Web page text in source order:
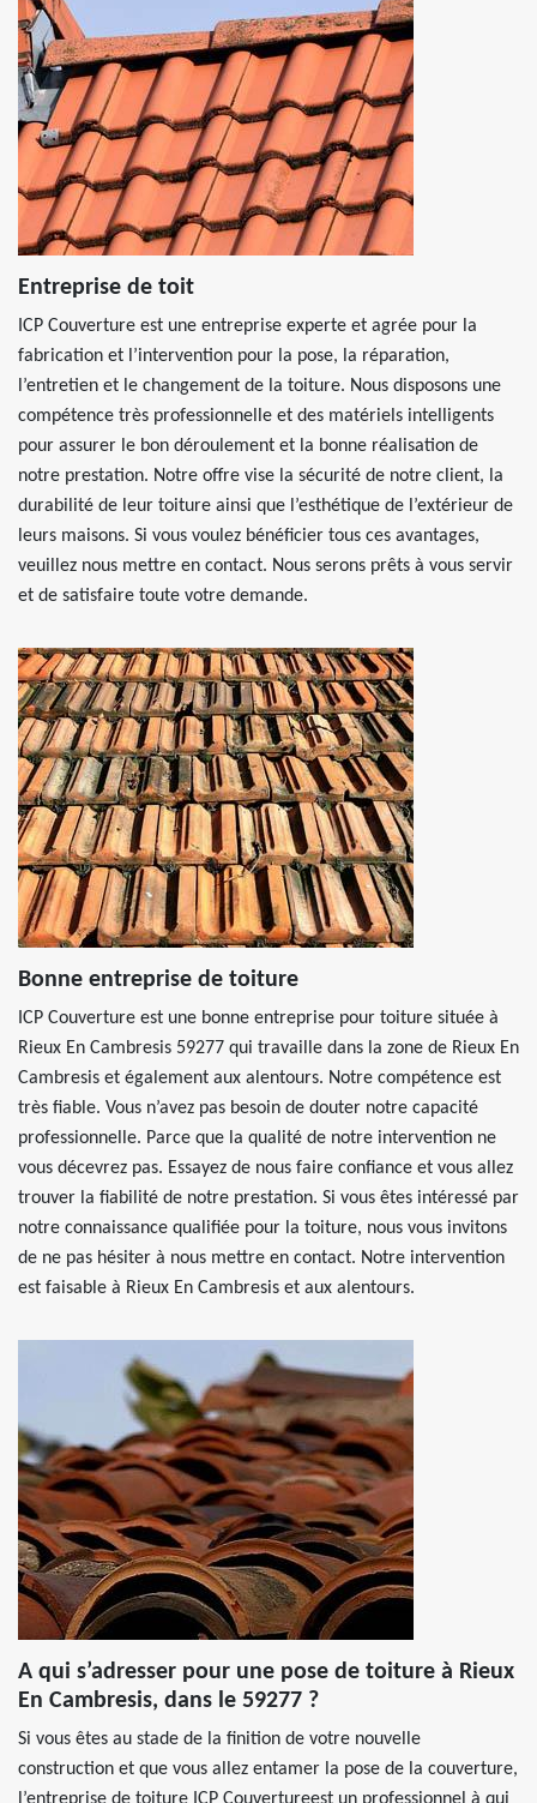
Entreprise de toit
ICP Couverture est une entreprise experte et agrée pour la
fabrication et l’intervention pour la pose, la réparation,
l’entretien et le changement de la toiture. Nous disposons une
compétence très professionnelle et des matériels intelligents
pour assurer le bon déroulement et la bonne réalisation de
notre prestation. Notre offre vise la sécurité de notre client, la
durabilité de leur toiture ainsi que l’esthétique de l’extérieur de
leurs maisons. Si vous voulez bénéficier tous ces avantages,
veuillez nous mettre en contact. Nous serons prêts à vous servir
et de satisfaire toute votre demande.
Bonne entreprise de toiture
ICP Couverture est une bonne entreprise pour toiture située à
Rieux En Cambresis 59277 qui travaille dans la zone de Rieux En
Cambresis et également aux alentours. Notre compétence est
très fiable. Vous n’avez pas besoin de douter notre capacité
professionnelle. Parce que la qualité de notre intervention ne
vous décevrez pas. Essayez de nous faire confiance et vous allez
trouver la fiabilité de notre prestation. Si vous êtes intéressé par
notre connaissance qualifiée pour la toiture, nous vous invitons
de ne pas hésiter à nous mettre en contact. Notre intervention
est faisable à Rieux En Cambresis et aux alentours.
A qui s’adresser pour une pose de toiture à Rieux
En Cambresis, dans le 59277 ?
Si vous êtes au stade de la finition de votre nouvelle
construction et que vous allez entamer la pose de la couverture,